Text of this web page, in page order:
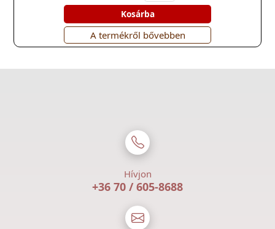
Kosárba
A termékről bővebben
Hívjon
+36 70 / 605-8688